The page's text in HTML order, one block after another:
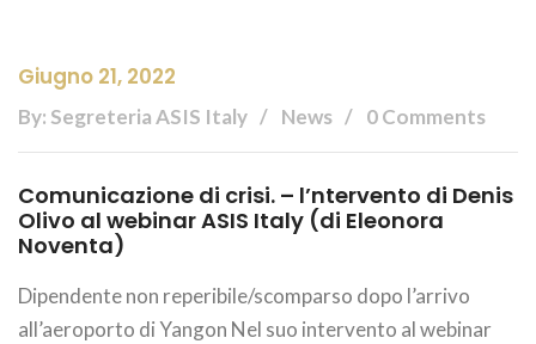
Giugno 21, 2022
By: Segreteria ASIS Italy News 0 Comments
Comunicazione di crisi. – l’ntervento di Denis
Olivo al webinar ASIS Italy (di Eleonora
Noventa)
Dipendente non reperibile/scomparso dopo l’arrivo
all’aeroporto di Yangon Nel suo intervento al webinar